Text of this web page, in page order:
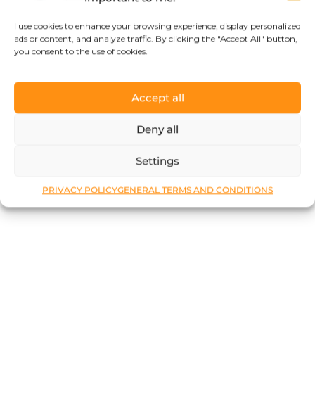
I use cookies to enhance your browsing experience, display personalized
ads or content, and analyze traffic. By clicking the "Accept All" button,
you consent to the use of cookies.
Accept all
Deny all
Settings
PRIVACY POLICYGENERAL TERMS AND CONDITIONS